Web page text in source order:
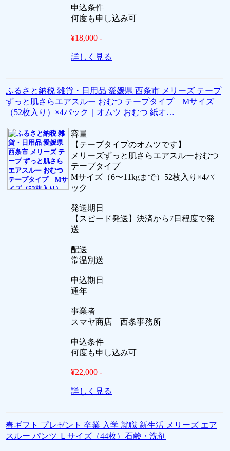
申込条件
何度も申し込み可
¥18,000 -
詳しく見る
ふるさと納税 雑貨・日用品 愛媛県 西条市 メリーズ テープ
ずっと肌さらエアスルー おむつ テープタイプ Mサイズ
（52枚入り）×4パック｜オムツ おむつ 紙オ…
容量
【テープタイプのオムツです】
メリーズずっと肌さらエアスルーおむつ
テープタイプ
Mサイズ（6〜11kgまで）52枚入り×4パ
ック
発送期日
【スピード発送】決済から7日程度で発
送
配送
常温別送
申込期日
通年
事業者
スマヤ商店 西条事務所
申込条件
何度も申し込み可
¥22,000 -
詳しく見る
春ギフト プレゼント 卒業 入学 就職 新生活 メリーズ エア
スルー パンツ Ｌサイズ（44枚）石鹸・洗剤